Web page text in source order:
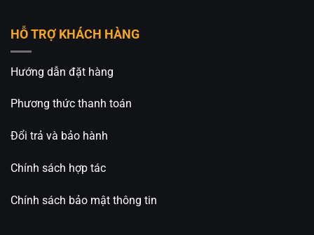
HỖ TRỢ KHÁCH HÀNG
Hướng dẫn đặt hàng
Phương thức thanh toán
Đổi trả và bảo hành
Chính sách hợp tác
Chính sách bảo mật thông tin